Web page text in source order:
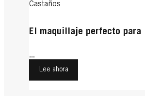
Castaños
El maquillaje perfecto para
...
Lee ahora